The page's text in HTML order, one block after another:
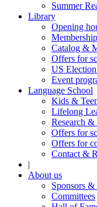
Summer
Library
Opening
Catalog &
Offers for
US
Event
Language School
Kids &
Lifelong
Research
Offers for
Offers for
Contact &
|
About us
Sponsors &
Committees